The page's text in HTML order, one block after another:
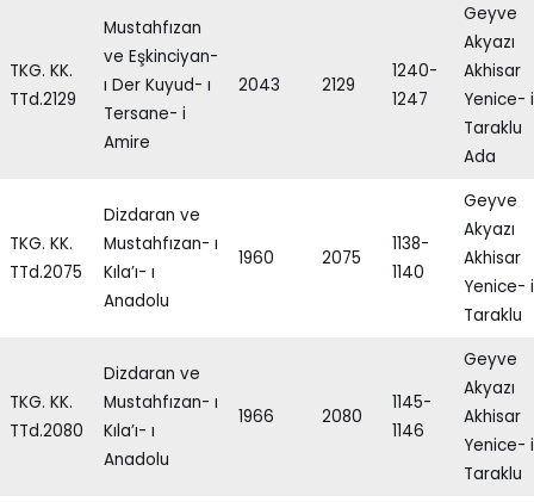
TKG. KK.
TTd.2129
Mustahfızan
ve Eşkinciyan-
ı Der Kuyud- ı
Tersane- i
Amire
2043 2129
1240-
1247
Geyve
Akyazı
Akhisar
Yenice- i
Taraklu
Ada
TKG. KK.
TTd.2075
Dizdaran ve
Mustahfızan- ı
Kıla’ı- ı
Anadolu
1960 2075
1138-
1140
Geyve
Akyazı
Akhisar
Yenice- i
Taraklu
TKG. KK.
TTd.2080
Dizdaran ve
Mustahfızan- ı
Kıla’ı- ı
Anadolu
1966 2080
1145-
1146
Geyve
Akyazı
Akhisar
Yenice- i
Taraklu